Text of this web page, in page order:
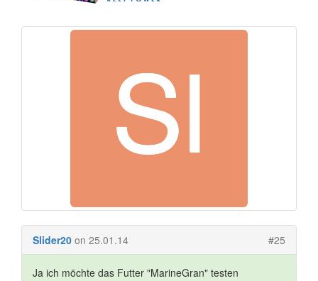
Slider20 on 25.01.14 #25
Ja ich möchte das Futter "MarineGran" testen